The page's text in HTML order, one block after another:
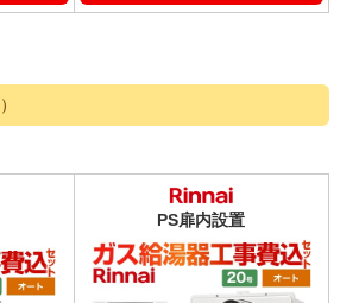
PS扉内設置